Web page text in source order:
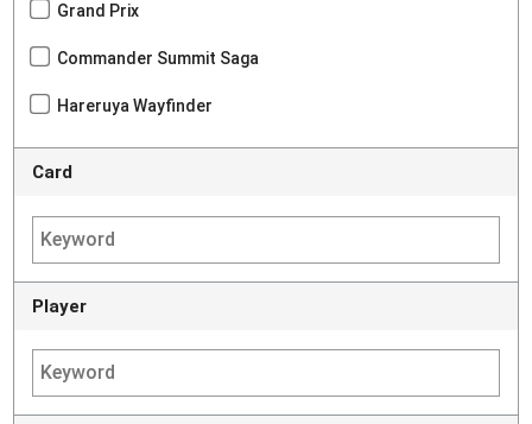
Grand Prix
Commander Summit Saga
Hareruya Wayfinder
Card
Player